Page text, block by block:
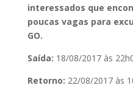
interessados que
poucas vagas para
GO.
Saída: 18/08/2017 às
Retorno: 22/08/2017 às